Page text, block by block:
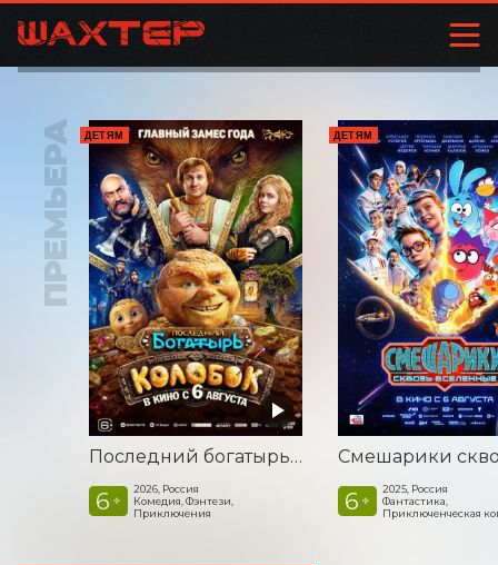
ПРЕМЬЕРА ДЕТЯМ
Последний богатырь. Колобок
6 +
2026, Россия
Комедия, Фэнтези,
Приключения
ДЕТЯМ
6 +
2025, Россия
Фантастика,
Приключенческая